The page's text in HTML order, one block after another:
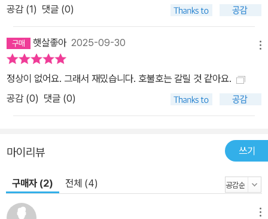
를 불사를 폭죽이 되어 되올라오게 되기까지 물론 이희주의 인물들이
순애보이기만 한 것은 아니다. 자기 몫의 열망을 놓치지 않고 철저히
취하는 모습을 보고 있자면, 그들에게 타인을 사랑하는 행위는 바로
자기 자신을 사랑하는 행위이기도 하다는 것을 확인할 수 있다. 그들
은 최애 아이돌의 정자를 얻어 가성비 좋은 ‘굿즈’이자 자기 자신보다
사랑할 분신을 만들기 위해 임신과 출산을 수행하기도 하고(「최애의
유미」), 서글프게도 욕망을 충족하기 위해 애쓰면 애쓸수록 세계의 논
리 위에서 더욱 처절하게 배반당한다. 자기 존재에 대한 근원적인 결
핍감이 남아 있는 한 욕망은 달성되지 않고, 그들의 감정은 순도가 높
았던 만큼 강렬한 광기로 분출되고 만다. 실현하기 위해 수단 방법을
가리지 않으며, 좌절되면 삶을 다시는 복구할 수 없을 정도로 무너뜨
공감 (1) 댓글 (0)
햇살좋아2025-09-30
정상이 없어요. 그래서 재밌습니다. 호불호는 갈릴 것 같아요.
공감 (0) 댓글 (0)
마이리뷰 쓰기
구매자 (2) 전체 (4)